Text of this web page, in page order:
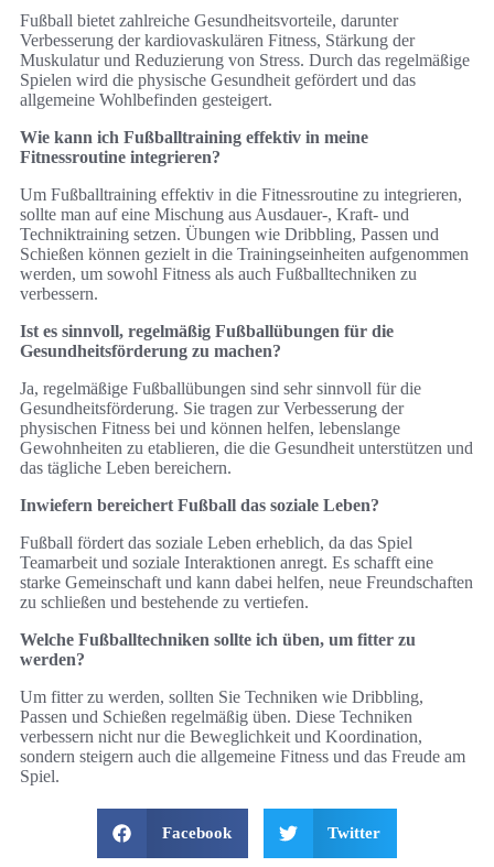
Fußball bietet zahlreiche Gesundheitsvorteile, darunter
Verbesserung der kardiovaskulären Fitness, Stärkung der
Muskulatur und Reduzierung von Stress. Durch das regelmäßige
Spielen wird die physische Gesundheit gefördert und das
allgemeine Wohlbefinden gesteigert.
Wie kann ich Fußballtraining effektiv in meine
Fitnessroutine integrieren?
Um Fußballtraining effektiv in die Fitnessroutine zu integrieren,
sollte man auf eine Mischung aus Ausdauer-, Kraft- und
Techniktraining setzen. Übungen wie Dribbling, Passen und
Schießen können gezielt in die Trainingseinheiten aufgenommen
werden, um sowohl Fitness als auch Fußballtechniken zu
verbessern.
Ist es sinnvoll, regelmäßig Fußballübungen für die
Gesundheitsförderung zu machen?
Ja, regelmäßige Fußballübungen sind sehr sinnvoll für die
Gesundheitsförderung. Sie tragen zur Verbesserung der
physischen Fitness bei und können helfen, lebenslange
Gewohnheiten zu etablieren, die die Gesundheit unterstützen und
das tägliche Leben bereichern.
Inwiefern bereichert Fußball das soziale Leben?
Fußball fördert das soziale Leben erheblich, da das Spiel
Teamarbeit und soziale Interaktionen anregt. Es schafft eine
starke Gemeinschaft und kann dabei helfen, neue Freundschaften
zu schließen und bestehende zu vertiefen.
Welche Fußballtechniken sollte ich üben, um fitter zu
werden?
Um fitter zu werden, sollten Sie Techniken wie Dribbling,
Passen und Schießen regelmäßig üben. Diese Techniken
verbessern nicht nur die Beweglichkeit und Koordination,
sondern steigern auch die allgemeine Fitness und das Freude am
Spiel.
Facebook Twitter